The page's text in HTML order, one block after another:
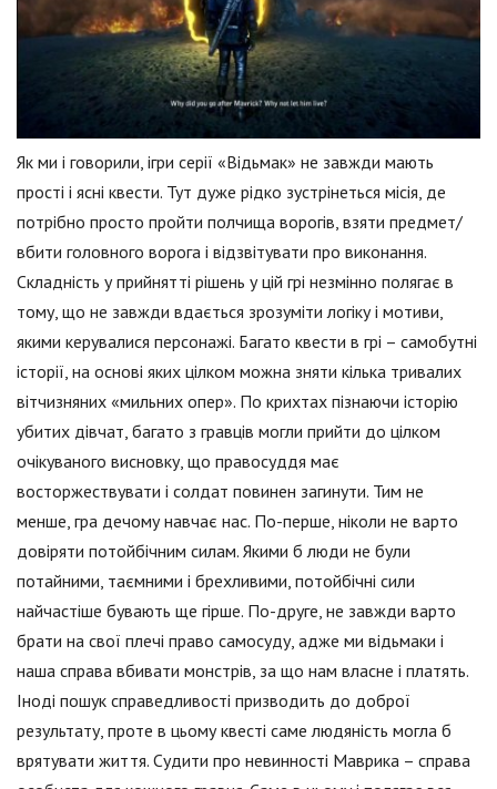
Як ми і говорили, ігри серії «Відьмак» не завжди мають
прості і ясні квести. Тут дуже рідко зустрінеться місія, де
потрібно просто пройти полчища ворогів, взяти предмет/
вбити головного ворога і відзвітувати про виконання.
Складність у прийнятті рішень у цій грі незмінно полягає в
тому, що не завжди вдається зрозуміти логіку і мотиви,
якими керувалися персонажі. Багато квести в грі – самобутні
історії, на основі яких цілком можна зняти кілька тривалих
вітчизняних «мильних опер». По крихтах пізнаючи історію
убитих дівчат, багато з гравців могли прийти до цілком
очікуваного висновку, що правосуддя має
восторжествувати і солдат повинен загинути. Тим не
менше, гра дечому навчає нас. По-перше, ніколи не варто
довіряти потойбічним силам. Якими б люди не були
потайними, таємними і брехливими, потойбічні сили
найчастіше бувають ще гірше. По-друге, не завжди варто
брати на свої плечі право самосуду, адже ми відьмаки і
наша справа вбивати монстрів, за що нам власне і платять.
Іноді пошук справедливості призводить до доброї
результату, проте в цьому квесті саме людяність могла б
врятувати життя. Судити про невинності Маврика – справа